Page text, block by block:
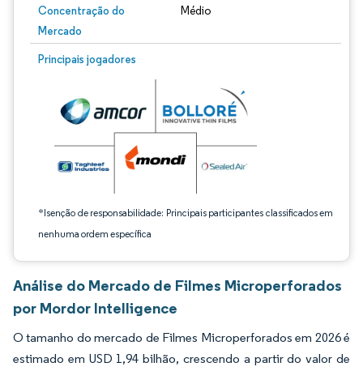
Concentração do
Mercado
Médio
Principais jogadores
*Isenção de responsabilidade: Principais participantes classificados em
nenhuma ordem específica
Imagem © Mordor Intelligence. O reuso requer atribuição conforme CC BY 4.0.
Análise do Mercado de Filmes Microperforados
por Mordor Intelligence
O tamanho do mercado de Filmes Microperforados em 2026 é
estimado em USD 1,94 bilhão, crescendo a partir do valor de